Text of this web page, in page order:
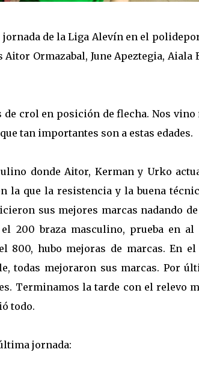
jornada de la Liga Alevín en el
Ormazabal, June Apeztegia, Aiala
de crol en posición de flecha. Nos vino
tan importantes son a estas edades.
donde Aitor, Kerman y Urko
la que la resistencia y la buena
sus mejores marcas nadando
200 braza masculino, prueba en al
800, hubo mejoras de marcas. En el
todas mejoraron sus marcas. Por
Terminamos la tarde con el relevo
todo.
jornada: